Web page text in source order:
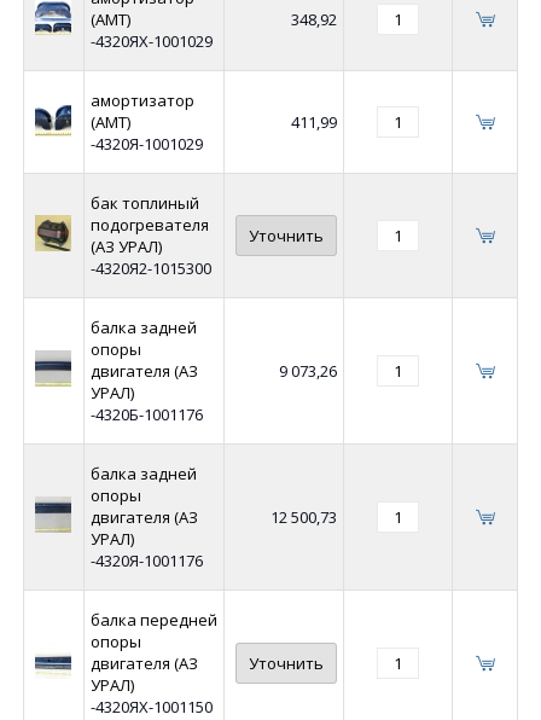
(АМТ)
-4320ЯХ-1001029
348,92
амортизатор
(АМТ)
-4320Я-1001029
411,99
бак топлиный
подогревателя
(АЗ УРАЛ)
-4320Я2-1015300
Уточнить
балка задней
опоры
двигателя (АЗ
УРАЛ)
-4320Б-1001176
9 073,26
балка задней
опоры
двигателя (АЗ
УРАЛ)
-4320Я-1001176
12 500,73
балка передней
опоры
двигателя (АЗ
УРАЛ)
-4320ЯХ-1001150
Уточнить